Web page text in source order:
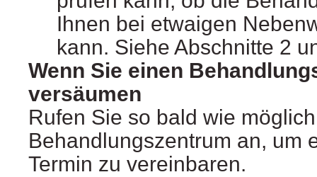
Ihnen bei etwaigen
kann. Siehe Abschnitte 2
Wenn Sie einen
versäumen
Rufen Sie so bald wie
Behandlungszentrum an, um
Termin zu vereinbaren.